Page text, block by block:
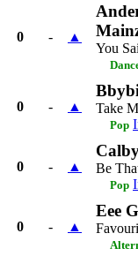
0 - ▲
You
0 - ▲ Take
Pop
0 - ▲ Be
Pop
0 - ▲
Eee